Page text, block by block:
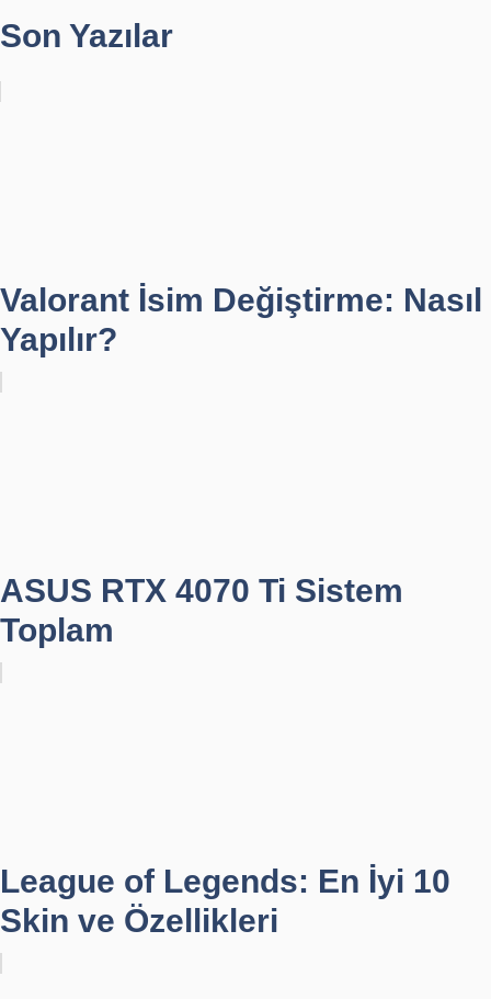
Son Yazılar
Valorant İsim Değiştirme: Nasıl
Yapılır?
ASUS RTX 4070 Ti Sistem
Toplam
League of Legends: En İyi 10
Skin ve Özellikleri